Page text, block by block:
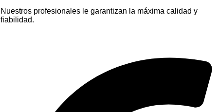
Nuestros profesionales le garantizan la máxima calidad y
fiabilidad.